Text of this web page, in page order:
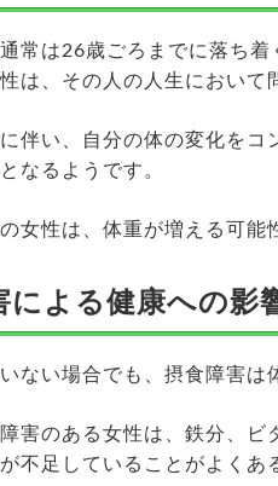
常は26歳ごろまでに落ち
は、その人の人生において
伴い、自分の体の変化を
なるようです。
女性は、体重が増える可能
による健康への影
ない場合でも、摂食障害は
害のある女性は、鉄分、
不足していることがよくあ